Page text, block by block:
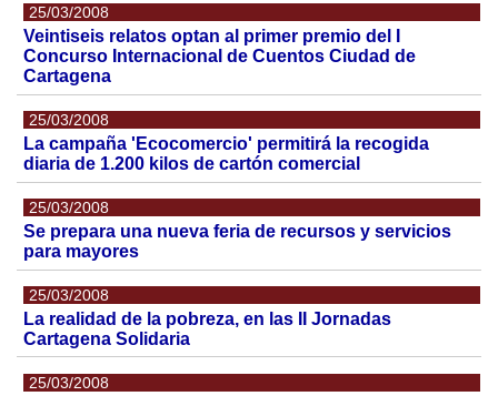
25/03/2008
Veintiseis relatos optan al primer premio del I
Concurso Internacional de Cuentos Ciudad de
Cartagena
25/03/2008
La campaña 'Ecocomercio' permitirá la recogida
diaria de 1.200 kilos de cartón comercial
25/03/2008
Se prepara una nueva feria de recursos y servicios
para mayores
25/03/2008
La realidad de la pobreza, en las II Jornadas
Cartagena Solidaria
25/03/2008